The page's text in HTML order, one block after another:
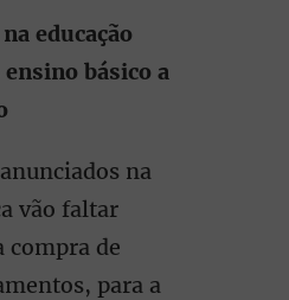
educação
básico a
na
vão faltar
compra de
para a